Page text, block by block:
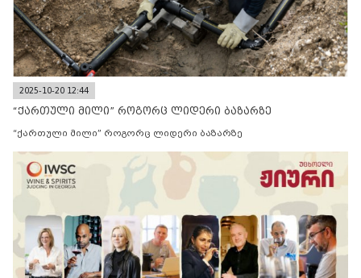
2025-10-20 12:44
“ქართული მილი” როგორც ლიდერი ბაზარზე
“ქართული მილი” როგორც ლიდერი ბაზარზე